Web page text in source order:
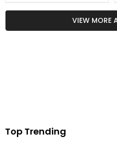
ہوگا؟ جانیں اس کے حیرت
انگیز نتائج جو آپ نے پہلے
VIEW MORE
Top Trending